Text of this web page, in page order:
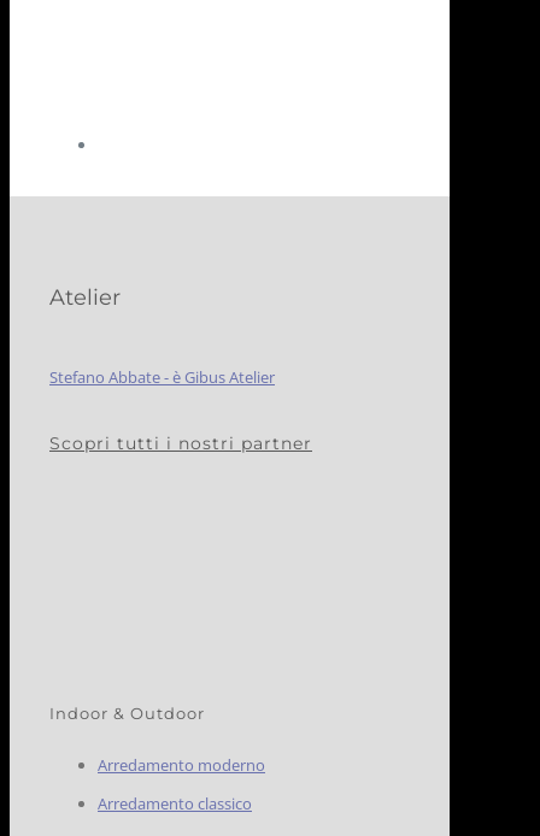
Atelier
Stefano Abbate - è Gibus Atelier
Scopri tutti i nostri partner
Indoor & Outdoor
Arredamento moderno
Arredamento classico